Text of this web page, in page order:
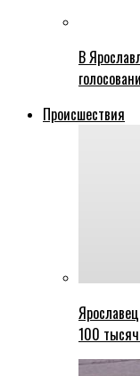
В
Происшествия
100